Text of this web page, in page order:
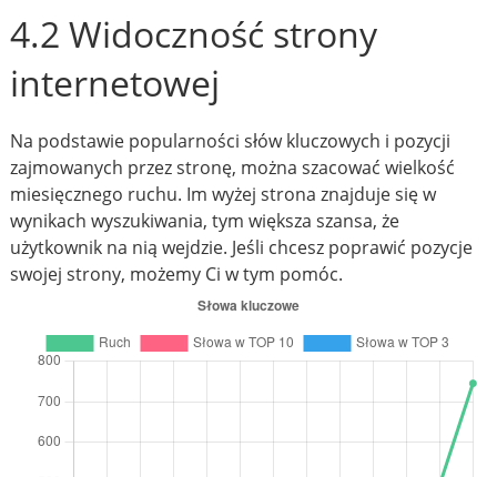
4.2 Widoczność strony
internetowej
Na podstawie popularności słów kluczowych i pozycji
zajmowanych przez stronę, można szacować wielkość
miesięcznego ruchu. Im wyżej strona znajduje się w
wynikach wyszukiwania, tym większa szansa, że
użytkownik na nią wejdzie. Jeśli chcesz poprawić pozycje
swojej strony, możemy Ci w tym pomóc.